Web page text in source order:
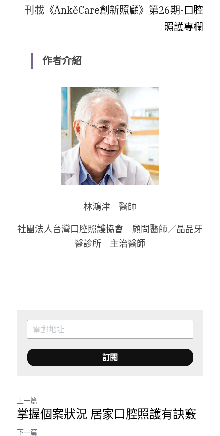
刊載 《ĀnkěCare創新照顧》第26期-口腔
照護專欄
作者介紹
林鴻津　醫師
社團法人台灣口腔照護協會　顧問醫師／晶品牙
醫診所　主治醫師
訂閱
上一篇
掌握個案狀況 居家口腔照護有訣竅
下一篇